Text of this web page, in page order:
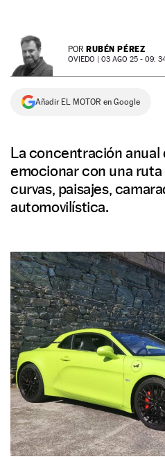
NEWSLETTER POR RUBÉN PÉREZ
OVIEDO | 03 AGO 25 - 09:
Añadir EL MOTOR en Google
La concentración anual
emocionar con una
curvas, paisajes,
automovilística.